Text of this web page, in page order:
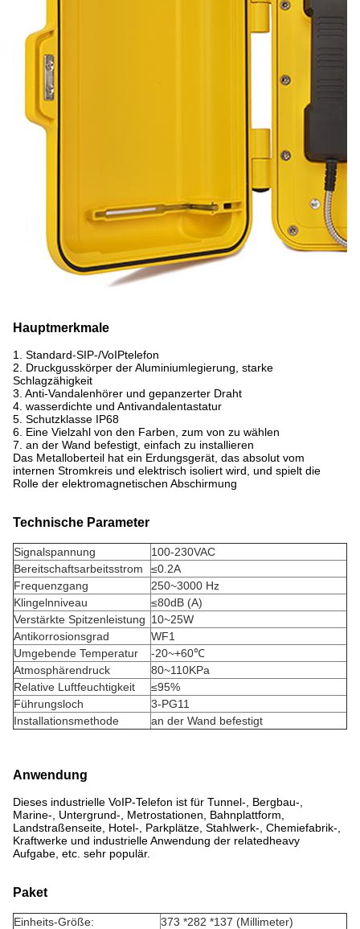
Hauptmerkmale
1. Standard-SIP-/VoIPtelefon
2. Druckgusskörper der Aluminiumlegierung, starke
Schlagzähigkeit
3. Anti-Vandalenhörer und gepanzerter Draht
4. wasserdichte und Antivandalentastatur
5. Schutzklasse IP68
6. Eine Vielzahl von den Farben, zum von zu wählen
7. an der Wand befestigt, einfach zu installieren
Das Metalloberteil hat ein Erdungsgerät, das absolut vom
internen Stromkreis und elektrisch isoliert wird, und spielt die
Rolle der elektromagnetischen Abschirmung
Technische Parameter
Signalspannung
100-230VAC
Bereitschaftsarbeitsstrom
≤0.2A
Frequenzgang
250~3000 Hz
Klingelnniveau
≤80dB (A)
Verstärkte Spitzenleistung 10~25W
Antikorrosionsgrad
WF1
Umgebende Temperatur
-20~+60℃
Atmosphärendruck
80~110KPa
Relative Luftfeuchtigkeit
≤95%
Führungsloch
3-PG11
Installationsmethode
an der Wand befestigt
Anwendung
Dieses industrielle VoIP-Telefon ist für Tunnel-, Bergbau-,
Marine-, Untergrund-, Metrostationen, Bahnplattform,
Landstraßenseite, Hotel-, Parkplätze, Stahlwerk-, Chemiefabrik-,
Kraftwerke und industrielle Anwendung der relatedheavy
Aufgabe, etc. sehr populär.
Paket
Einheits-Größe:
373 *282 *137 (Millimeter)